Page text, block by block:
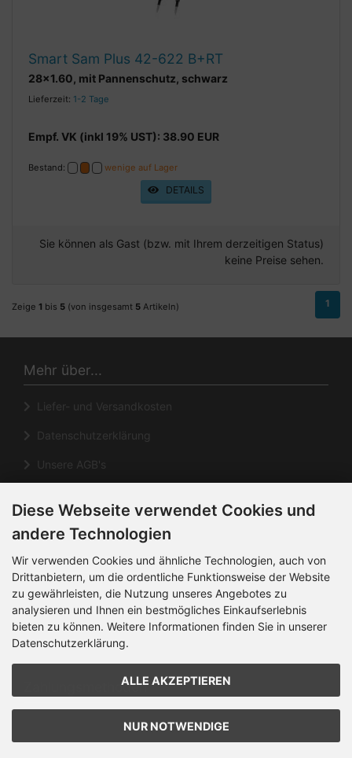
Smart Sam Plus 42-622 B+RT
28x1.60, mit Pannenschutz, schwarz
Lieferzeit: 1-2 Tage
Empf. VK (inkl 19% UST): 38.90 EUR
Bestand: wenige auf Lager
DETAILS
Sie können als Gast (bzw. mit Ihrem derzeitigen Status)
keine Preise sehen.
Zeige 1 bis 5 (von insgesamt 5 Artikeln) 1
Mehr über...
Liefer- und Versandkosten
Datenschutzerklärung
Unsere AGB's
Informationen
Kontakt
Sitemap
Über uns
Zahlungsmethoden
Die Box kann unter bootstrap4/boxes/box_miscellaneous.html
verändert werden. Die Sprachvariablen befinden sich in der Datei
Diese Webseite verwendet Cookies und
andere Technologien
Wir verwenden Cookies und ähnliche Technologien, auch von
Drittanbietern, um die ordentliche Funktionsweise der Website
zu gewährleisten, die Nutzung unseres Angebotes zu
analysieren und Ihnen ein bestmögliches Einkaufserlebnis
bieten zu können. Weitere Informationen finden Sie in unserer
Datenschutzerklärung.
ALLE AKZEPTIEREN
NUR NOTWENDIGE